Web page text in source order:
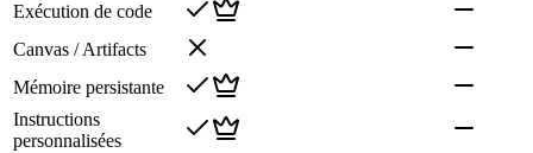
Exécution de code
Canvas / Artifacts
Mémoire persistante
Instructions
personnalisées